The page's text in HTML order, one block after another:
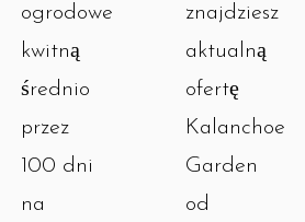
ogrodowe
kwitną
średnio
przez
100 dni
na
znajdziesz
aktualną
ofertę
Kalanchoe
Garden
od